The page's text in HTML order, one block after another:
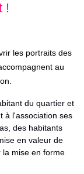
!
les portraits des
au
du quartier et
à l'association ses
des habitants
en valeur de
la mise en forme